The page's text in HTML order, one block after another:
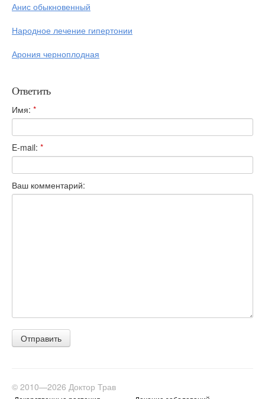
Анис обыкновенный
Народное лечение гипертонии
Арония черноплодная
Ответить
Имя: *
E-mail: *
Ваш комментарий:
© 2010—2026 Доктор Трав